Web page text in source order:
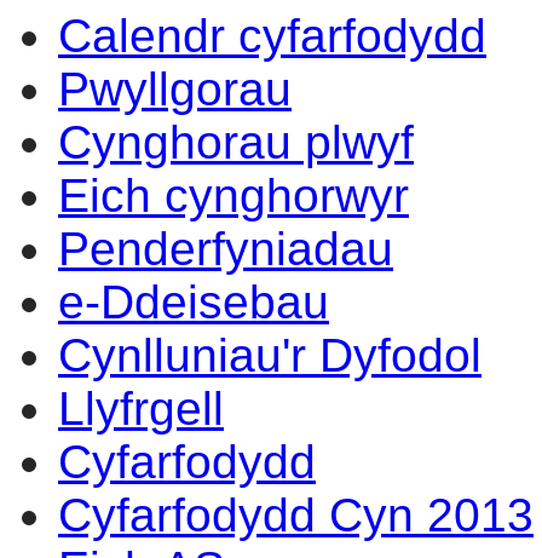
Calendr cyfarfodydd
Pwyllgorau
Cynghorau plwyf
Eich cynghorwyr
Penderfyniadau
e-Ddeisebau
Cynlluniau'r Dyfodol
Llyfrgell
Cyfarfodydd
Cyfarfodydd Cyn 2013
16:3014:00
14:00
14:00
14:00
14:00
10:00
10:00
11:30
14:00
18:00
13:30
10:00
10:30
14:00
14:00